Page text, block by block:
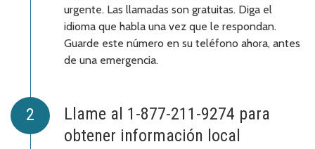
urgente. Las llamadas son gratuitas. Diga el
idioma que habla una vez que le respondan.
Guarde este número en su teléfono ahora, antes
de una emergencia.
Llame al 1-877-211-9274 para
obtener información local